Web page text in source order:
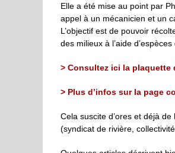
Elle a été mise au point par
appel à un mécanicien et un
L’objectif est de pouvoir
des milieux à l’aide d’espèces
> Consultez ici la plaquette
> Plus d’infos sur la page
Cela suscite d’ores et déjà
(syndicat de rivière,